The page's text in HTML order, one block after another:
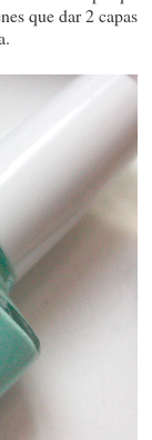
que dar 2 capas